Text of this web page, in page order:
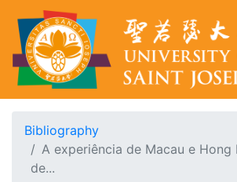
Bibliography
A experiência de Macau e Hong
de...